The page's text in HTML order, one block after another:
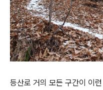
등산로 거의 모든 구간이 이